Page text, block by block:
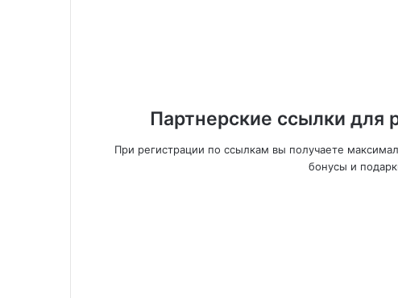
Партнерские ссылки для
При регистрации по ссылкам вы получаете
бонусы и